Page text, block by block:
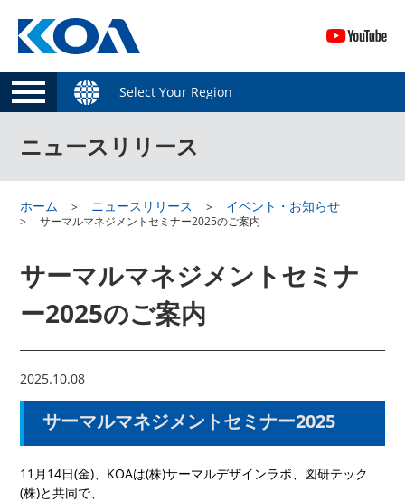
Select Your Region
ニュースリリース
ホーム ニュースリリース イベント・お知らせ
サーマルマネジメントセミナー2025のご案内
サーマルマネジメントセミナ
ー2025のご案内
2025.10.08
サーマルマネジメントセミナー2025
11月14日(金)、KOAは(株)サーマルデザインラボ、図研テック
(株)と共同で、